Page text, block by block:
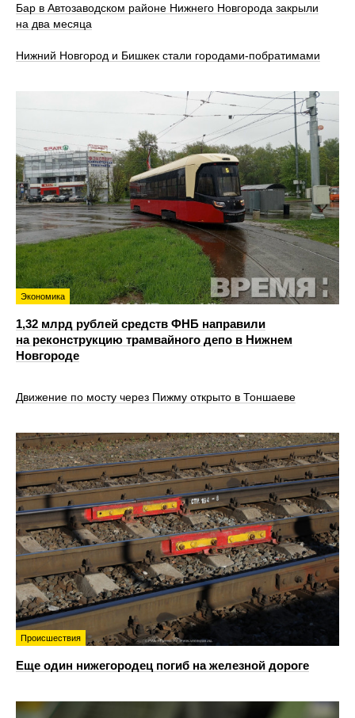
Бар в Автозаводском районе Нижнего Новгорода закрыли
на два месяца
Нижний Новгород и Бишкек стали городами-побратимами
Экономика
1,32 млрд рублей средств ФНБ направили
на реконструкцию трамвайного депо в Нижнем
Новгороде
Движение по мосту через Пижму открыто в Тоншаеве
Происшествия
Еще один нижегородец погиб на железной дороге